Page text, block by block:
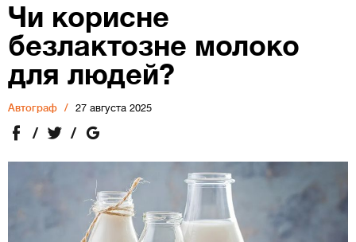
Чи корисне
безлактозне молоко
для людей?
Автограф 27 августа 2025